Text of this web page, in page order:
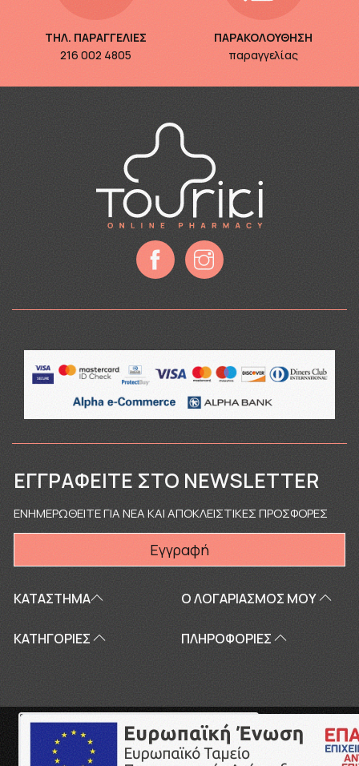
ΤΗΛ. ΠΑΡΑΓΓΕΛΙΕΣ
216 002 4805
ΠΑΡΑΚΟΛΟΥΘΗΣΗ
παραγγελίας
ΚΑΤΑΣΤΗΜΑ Ο ΛΟΓΑΡΙΑΣΜΌΣ ΜΟΥ
ΚΑΤΗΓΟΡΙΕΣ ΠΛΗΡΟΦΟΡΊΕΣ
ΕΓΓΡΑΦΕΊΤΕ ΣΤΟ NEWSLETTER
ΕΝΗΜΕΡΩΘΕΙΤΕ ΓΙΑ ΝΕΑ ΚΑΙ ΑΠΟΚΛΕΙΣΤΙΚΕΣ ΠΡΟΣΦΟΡΕΣ
Εγγραφή
Copyright © 2026 touriki.gr